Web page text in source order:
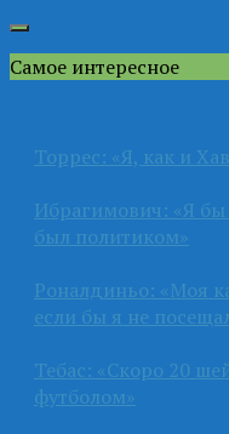
Самое интересное
Торрес: «Я, как и
Ибрагимович: «Я бы
был политиком»
Роналдиньо: «Моя
если бы я не
Тебас: «Скоро 20
футболом»